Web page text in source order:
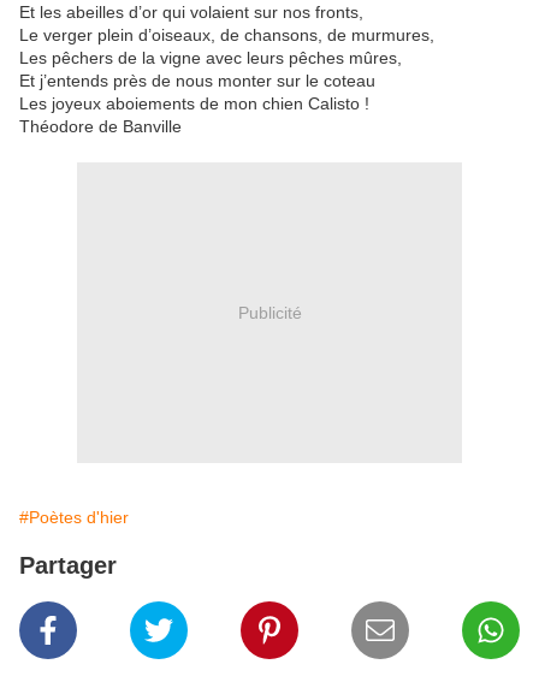
Et les abeilles d’or qui volaient sur nos fronts,
Le verger plein d’oiseaux, de chansons, de murmures,
Les pêchers de la vigne avec leurs pêches mûres,
Et j’entends près de nous monter sur le coteau
Les joyeux aboiements de mon chien Calisto !
Théodore de Banville
Publicité
#Poètes d'hier
Partager